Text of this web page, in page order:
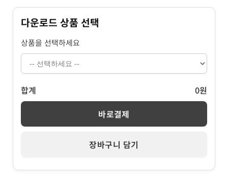
다운로드 상품 선택
상품을 선택하세요
합계
0원
바로결제
장바구니 담기